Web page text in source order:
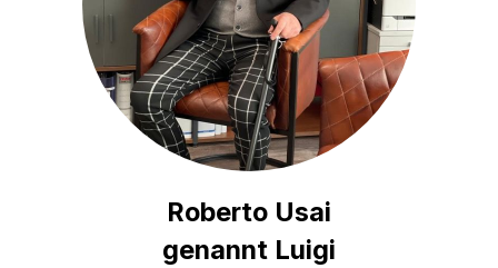
Roberto Usai
genannt Luigi